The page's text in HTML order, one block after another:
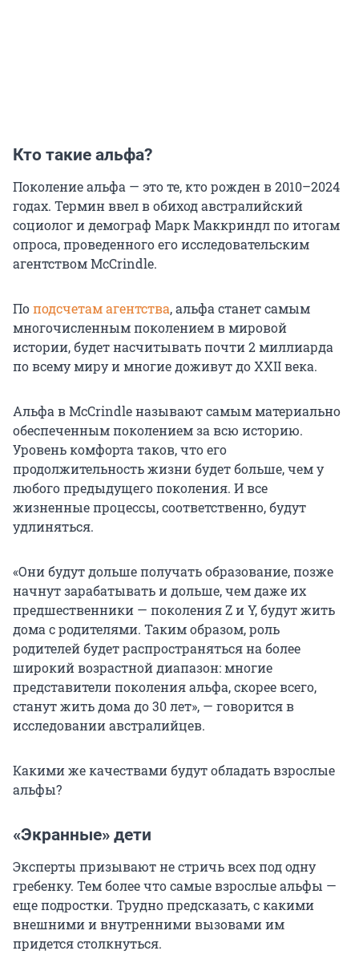
Кто такие альфа?
Поколение альфа — это те, кто рожден в 2010–2024
годах. Термин ввел в обиход австралийский
социолог и демограф Марк Маккриндл по итогам
опроса, проведенного его исследовательским
агентством McCrindle.
Поподсчетам агентства, альфа станет самым
многочисленным поколением в мировой
истории, будет насчитывать почти2 миллиарда
по всему миру и многие доживут доXXII века.
Альфа в McCrindle называют самым материально
обеспеченным поколением за всю историю.
Уровень комфорта таков, что его
продолжительность жизни будет больше, чем у
любого предыдущего поколения. И все
жизненные процессы, соответственно, будут
удлиняться.
«Они будут дольше получать образование, позже
начнут зарабатывать и дольше, чем даже их
предшественники — поколения Z и Y, будут жить
дома с родителями. Таким образом, роль
родителей будет распространяться на более
широкий возрастной диапазон: многие
представители поколения альфа, скорее всего,
станут жить дома до30 лет», — говорится в
исследовании австралийцев.
Какими же качествами будут обладать взрослые
альфы?
«Экранные» дети
Эксперты призывают не стричь всех под одну
гребенку. Тем более что самые взрослые альфы —
еще подростки. Трудно предсказать, с какими
внешними и внутренними вызовами им
придется столкнуться.